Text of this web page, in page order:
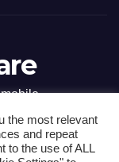
the most relevant
and repeat
to the use of ALL